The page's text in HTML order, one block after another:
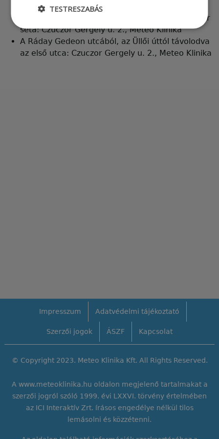
busszal a Szarvascsárda térig, onnét a piac
oldalában, a Rendőrség hátsó sarkánál 80 méter
séta: Czuczor Gergely u. 2., Meteo Klinika
A Ráday Gedeon utcából, az Üllői úttól távolodva
az első utca: Czuczor Gergely u. 2., Meteo Klinika
Impresszum Adatvédelmi tájékoztató
Szerzői jogok ÁSZF Kapcsolat
© Copyright 2023. Meteo Klinika Kft. All Rights Reserved.
A www.meteoklinika.hu oldalon megjelenő tartalmakat a
szerzői jogról szóló 1999. évi LXXVI. törvény értelmében
az ICI Interaktív Zrt. írásos engedélye nélkül tilos
lemásolni és közzétenni.
TESTRESZABÁS